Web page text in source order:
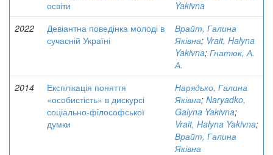
освіти
Yakivna
2022
Девіантна поведінка молоді в
сучасній Україні
Врайт, Галина
Яківна; Vrait, Halyna
Yakivna; Гнатюк, А.
А.
2014
Експлікація поняття
«особистість» в дискурсі
соціально-філософської
думки
Нарядько, Галина
Яківна; Naryadko,
Galyna Yakivna;
Vrait, Halyna Yakivna;
Врайт, Галина
Яківна